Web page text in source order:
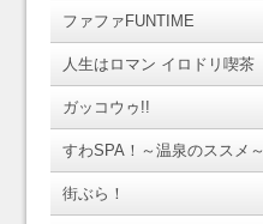
ファファFUNTIME
人生はロマン イロドリ喫茶
ガッコウゥ!!
すわSPA！～温泉のススメ～
街ぶら！